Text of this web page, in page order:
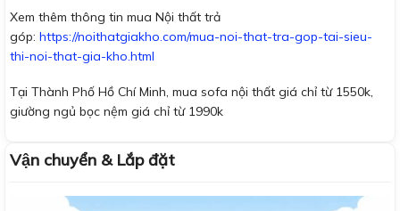
Xem thêm thông tin mua Nội thất trả
góp: https://noithatgiakho.com/mua-noi-that-tra-gop-tai-sieu-
thi-noi-that-gia-kho.html
Tại Thành Phố Hồ Chí Minh, mua sofa nội thất giá chỉ từ 1550k,
giường ngủ bọc nệm giá chỉ từ 1990k
Vận chuyển & Lắp đặt